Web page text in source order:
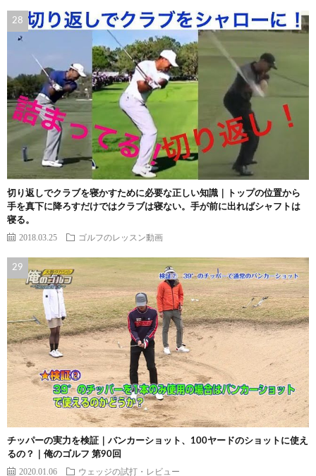
切り返しでクラブを寝かすために必要な正しい知識｜トップの位置から
手を真下に降ろすだけではクラブは寝ない。手が前に出ればシャフトは
寝る。
2018.03.25 ゴルフのレッスン動画
チッパーの実力を検証｜バンカーショット、100ヤードのショットに使え
るの？｜俺のゴルフ 第90回
2020.01.06 ウェッジの試打・レビュー